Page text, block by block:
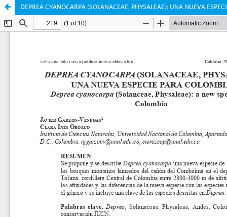
DEPREA CYANOCARPA (SOLANACEAE, PHYSALEAE): UNA NUEVA